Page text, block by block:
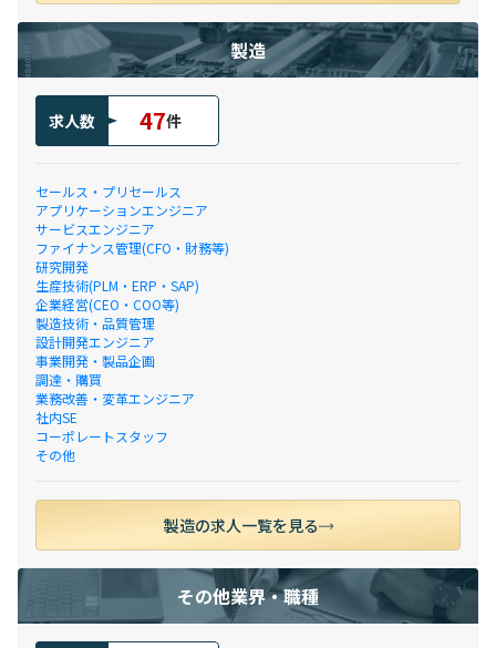
製造
求人数 47件
セールス・プリセールス
アプリケーションエンジニア
サービスエンジニア
ファイナンス管理(CFO・財務等)
研究開発
生産技術(PLM・ERP・SAP)
企業経営(CEO・COO等)
製造技術・品質管理
設計開発エンジニア
事業開発・製品企画
調達・購買
業務改善・変革エンジニア
社内SE
コーポレートスタッフ
その他
製造の求人一覧を見る
その他業界・職種